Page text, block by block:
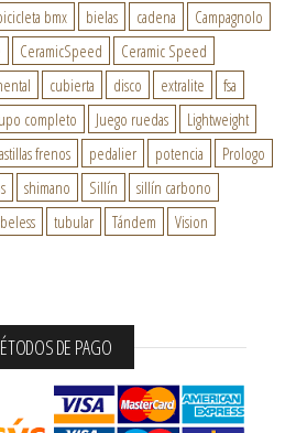
bmx bielas cadena
Campagnolo
CeramicSpeed
Ceramic Speed
cubierta disco extralite
fsa
completo Juego ruedas
Lightweight
frenos pedalier potencia
Prologo
shimano Sillín
sillín carbono
tubular Tándem
Vision
DE PAGO